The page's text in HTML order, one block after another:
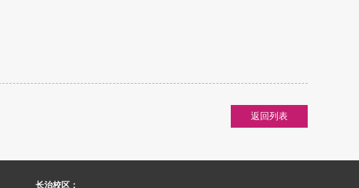
返回列表
长治校区：